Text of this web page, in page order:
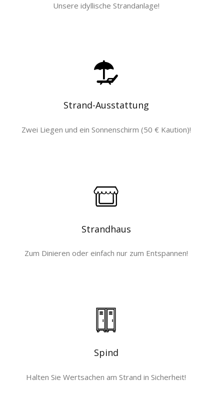
Unsere idyllische Strandanlage!
Strand-Ausstattung
Zwei Liegen und ein Sonnenschirm (50 € Kaution)!
Strandhaus
Zum Dinieren oder einfach nur zum Entspannen!
Spind
Halten Sie Wertsachen am Strand in Sicherheit!